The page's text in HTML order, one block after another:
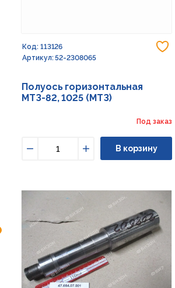
Код: 113126
Артикул: 52-2308065
Полуось горизонтальная
МТЗ-82, 1025 (МТЗ)
Под заказ
Увеличить
В корзину